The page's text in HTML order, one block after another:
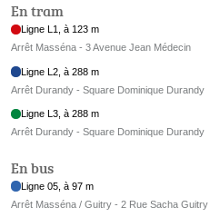
En tram
Ligne L1, à 123 m
Arrêt Masséna - 3 Avenue Jean Médecin
Ligne L2, à 288 m
Arrêt Durandy - Square Dominique Durandy
Ligne L3, à 288 m
Arrêt Durandy - Square Dominique Durandy
En bus
Ligne 05, à 97 m
Arrêt Masséna / Guitry - 2 Rue Sacha Guitry